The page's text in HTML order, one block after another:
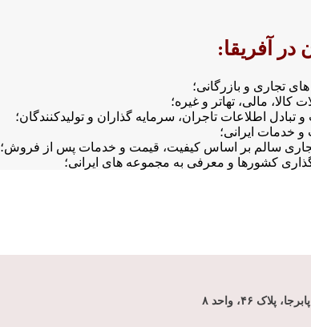
در آفریقا:
تجاری و بازرگانی؛
مالی، تهاتر و غیره؛
تبادل اطلاعات تاجران، سرمایه گذاران و تولیدکنندگان؛
خدمات ایرانی؛
تجاری سالم بر اساس کیفیت، قیمت و خدمات پس از فروش؛
کشورها و معرفی به مجموعه های ایرانی؛
۴۶، واحد ۸